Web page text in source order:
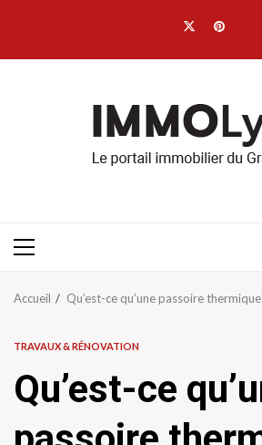
TwitterPinterest
Menu
Accueil Qu’est-ce qu’une passoire thermique
TRAVAUX & RÉNOVATION
Qu’est-ce